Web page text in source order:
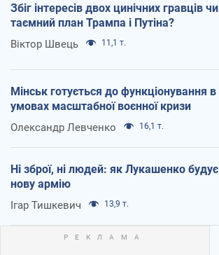
Збіг інтересів двох цинічних гравців чи
таємний план Трампа і Путіна?
Віктор Швець 11,1 т.
Мінськ готується до функціонування в
умовах масштабної воєнної кризи
Олександр Левченко 16,1 т.
Ні зброї, ні людей: як Лукашенко будує
нову армію
Ігар Тишкевич 13,9 т.